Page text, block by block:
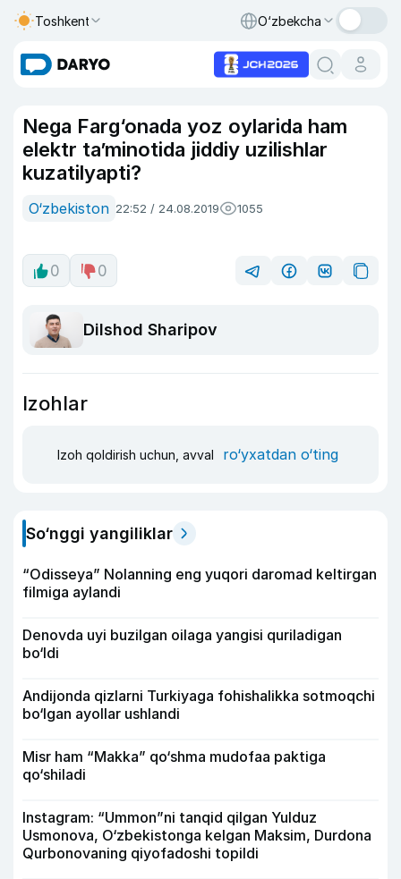
Toshkent O‘zbekcha
Nega Farg‘onada yoz oylarida ham
elektr ta’minotida jiddiy uzilishlar
kuzatilyapti?
O‘zbekiston 22:52 / 24.08.2019 1055
0 0
Dilshod Sharipov
Izohlar
Izoh qoldirish uchun, avval ro‘yxatdan o‘ting
So‘nggi yangiliklar
“Odisseya” Nolanning eng yuqori daromad keltirgan
filmiga aylandi
Denovda uyi buzilgan oilaga yangisi quriladigan
bo‘ldi
Andijonda qizlarni Turkiyaga fohishalikka sotmoqchi
bo‘lgan ayollar ushlandi
Misr ham “Makka” qo‘shma mudofaa paktiga
qo‘shiladi
Instagram: “Ummon”ni tanqid qilgan Yulduz
Usmonova, O‘zbekistonga kelgan Maksim, Durdona
Qurbonovaning qiyofadoshi topildi